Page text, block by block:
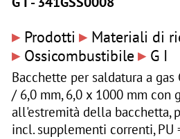
▸ Prodotti ▸ Materiali di
▸ Ossicombustibile ▸ G I
Bacchette per saldatura a
/ 6,0 mm, 6,0 x 1000 mm con
all'estremità della bacchetta,
incl. supplementi correnti, PU